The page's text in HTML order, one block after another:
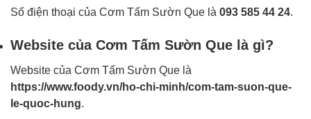
Số điện thoại của Cơm Tấm Sườn Que là 093 585 44 24.
Website của Cơm Tấm Sườn Que là gì?
Website của Cơm Tấm Sườn Que là
https://www.foody.vn/ho-chi-minh/com-tam-suon-que-
le-quoc-hung.